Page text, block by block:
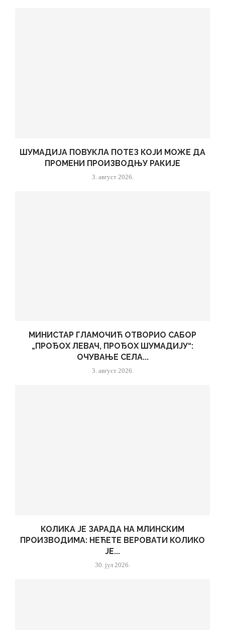
ШУМАДИЈА ПОВУКЛА ПОТЕЗ КОЈИ МОЖЕ ДА
ПРОМЕНИ ПРОИЗВОДЊУ РАКИЈЕ
3. август 2026.
МИНИСТАР ГЛАМОЧИЋ ОТВОРИО САБОР
„ПРОЂОХ ЛЕВАЧ, ПРОЂОХ ШУМАДИЈУ“:
ОЧУВАЊЕ СЕЛА...
3. август 2026.
КОЛИКА ЈЕ ЗАРАДА НА МЛИНСКИМ
ПРОИЗВОДИМА: НЕЋЕТЕ ВЕРОВАТИ КОЛИКО
ЈЕ...
30. јул 2026.